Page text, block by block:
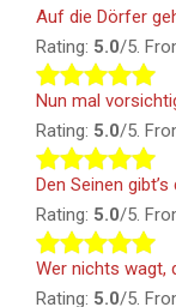
Auf die Dörfer
Rating: 5.0/5.
Nun mal
Rating: 5.0/5.
Den Seinen
Rating: 5.0/5.
Wer nichts wagt,
Rating: 5.0/5.